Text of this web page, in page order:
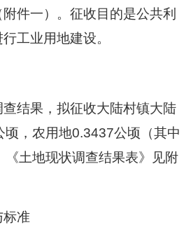
件一）。征收目的是公共利
行工业用地建设。
结果 ，拟征收大陆村镇大陆
顷，农用地0.3437公顷（其中
《土地现状调查结果表》见附
标准